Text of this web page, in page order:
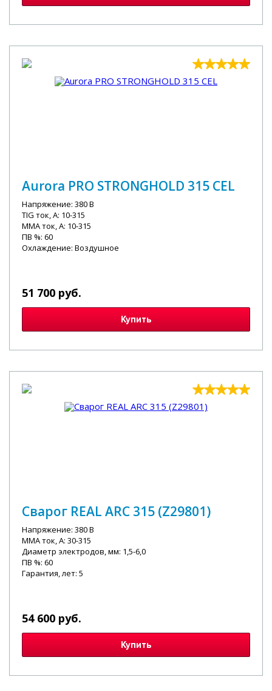
Aurora PRO STRONGHOLD 315 CEL
Напряжение: 380 В
TIG ток, А: 10-315
MMA ток, А: 10-315
ПВ %: 60
Охлаждение: Воздушное
51 700 руб.
Купить
Сварог REAL ARC 315 (Z29801)
Напряжение: 380 В
MMA ток, А: 30-315
Диаметр электродов, мм: 1,5-6,0
ПВ %: 60
Гарантия, лет: 5
54 600 руб.
Купить